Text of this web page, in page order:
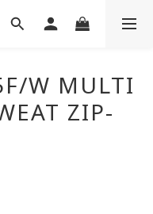
W MULTI
ZIP-